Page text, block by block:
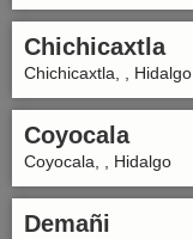
Chichicaxtla
Chichicaxtla, , Hidalgo
Coyocala
Coyocala, , Hidalgo
Demañi